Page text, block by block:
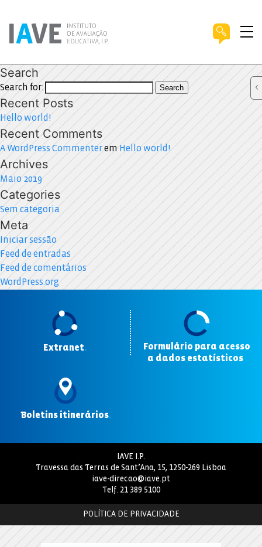
Search
Search for: Search
Recent Posts
Hello world!
Recent Comments
A WordPress Commenterem Hello world!
Archives
Maio 2019
Categories
Sem categoria
Meta
Iniciar sessão
Feed de entradas
Feed de comentários
WordPress.org
Extranet.
Formulário para acesso
a dados estatísticos
Boletins itinerários.
IAVE I.P.
Travessa das Terras de Sant’Ana, 15, 1250-269 Lisboa
iave-direcao@iave.pt
Telf. 21 389 5100
POLÍTICA DE PRIVACIDADE